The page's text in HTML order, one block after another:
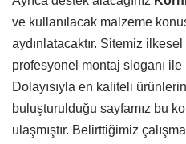
ve kullanılacak malzeme
aydınlatacaktır. Sitemiz
profesyonel montaj sloganı
Dolayısıyla en kaliteli
buluşturulduğu sayfamız bu
ulaşmıştır. Belirttiğimiz